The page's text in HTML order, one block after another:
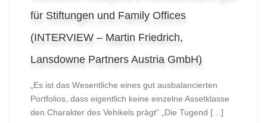
für Stiftungen und Family Offices
(INTERVIEW – Martin Friedrich,
Lansdowne Partners Austria GmbH)
„Es ist das Wesentliche eines gut ausbalancierten
Portfolios, dass eigentlich keine einzelne Assetklasse
den Charakter des Vehikels prägt“ „Die Tugend […]